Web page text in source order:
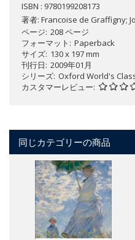
ISBN : 9780199208173
著者: Francoise de Graffigny;
ページ 208 ページ
フォーマット
Paperback
サイズ 130 x 197 mm
刊行日 2009年01月
シリーズ Oxford World's
カスタマーレビュー
同じカテゴリーの商品